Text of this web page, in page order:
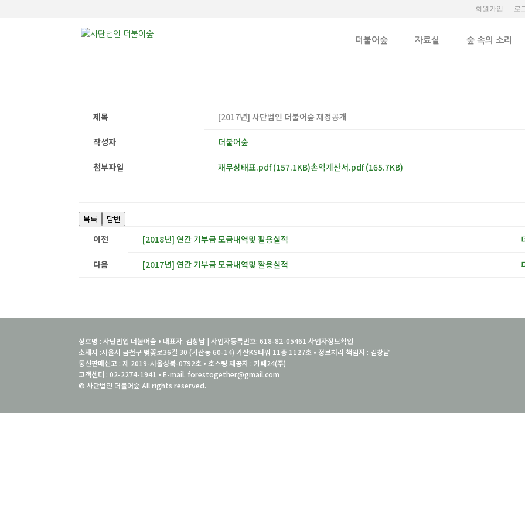
회원가입 로
더불어숲 자료실 숲 속의 소리
제목 [2017년] 사단법인 더불어숲 재정공개
작성자 더불어숲
첨부파일 재무상태표.pdf(157.1KB)손익계산서.pdf(165.7KB)
목록 답변
이전 [2018년] 연간 기부금 모금내역및 활용실적
다음 [2017년] 연간 기부금 모금내역및 활용실적
상호명 : 사단법인 더불어숲 • 대표자: 김창남 | 사업자등록번호: 618-82-05461사업자정보확인
소재지 :서울시 금천구 벚꽃로36길 30 (가산동 60-14) 가산KS타워 11층 1127호 • 정보처리 책임자 : 김창남
통신판매신고 : 제 2019-서울성북-0792호 • 호스팅 제공자 : 카페24(주)
고객센터 : 02-2274-1941 • E-mail. forestogether@gmail.com
© 사단법인 더불어숲 All rights reserved.